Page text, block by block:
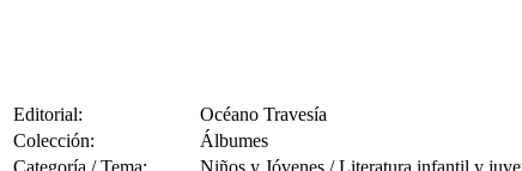
Editorial:
Océano Travesía
Colección:
Álbumes
Categoría / Tema:
Niños y Jóvenes / Literatura infantil y